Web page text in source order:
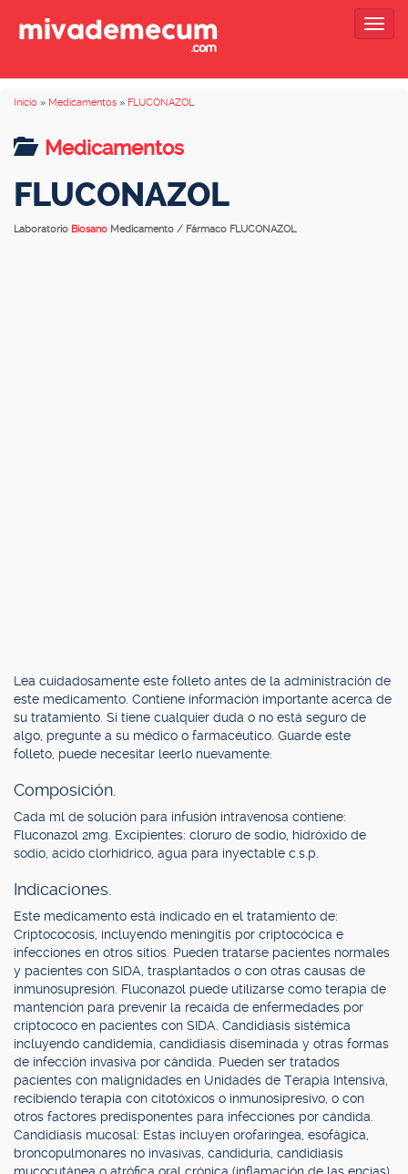
Inicio » Medicamentos » FLUCONAZOL
Medicamentos
FLUCONAZOL
Laboratorio Biosano Medicamento / Fármaco FLUCONAZOL
Lea cuidadosamente este folleto antes de la administración de
este medicamento. Contiene información importante acerca de
su tratamiento. Si tiene cualquier duda o no está seguro de
algo, pregunte a su médico o farmacéutico. Guarde este
folleto, puede necesitar leerlo nuevamente.
Composición.
Cada ml de solución para infusión intravenosa contiene:
Fluconazol 2mg. Excipientes: cloruro de sodio, hidróxido de
sodio, acido clorhídrico, agua para inyectable c.s.p.
Indicaciones.
Este medicamento está indicado en el tratamiento de:
Criptococosis, incluyendo meningitis por criptocócica e
infecciones en otros sitios. Pueden tratarse pacientes normales
y pacientes con SIDA, trasplantados o con otras causas de
inmunosupresión. Fluconazol puede utilizarse como terapia de
mantención para prevenir la recaída de enfermedades por
criptococo en pacientes con SIDA. Candidiasis sistémica
incluyendo candidemia, candidiasis diseminada y otras formas
de infección invasiva por cándida. Pueden ser tratados
pacientes con malignidades en Unidades de Terapia Intensiva,
recibiendo terapia con citotóxicos o inmunosipresivo, o con
otros factores predisponentes para infecciones por cándida.
Candidiasis mucosal: Estas incluyen orofaríngea, esofágica,
broncopulmonares no invasivas, candiduria, candidiasis